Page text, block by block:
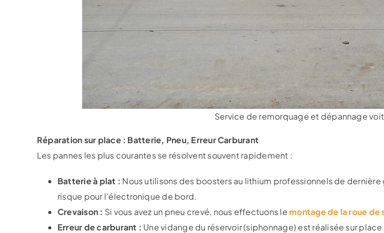
Service de remorquage et dépannage
Réparation sur place : Batterie, Pneu, Erreur Carburant
Les pannes les plus courantes se résolvent souvent rapidement :
Batterie à plat : Nous utilisons des boosters au lithium professionnels de dernière
risque pour l’électronique de bord.
Crevaison : Si vous avez un pneu crevé, nous effectuons le montage de la roue de
Erreur de carburant : Une vidange du réservoir (siphonnage) est réalisée sur